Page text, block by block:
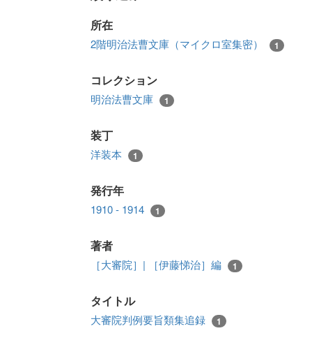
所在
2階明治法曹文庫（マイクロ室集密） 1
コレクション
明治法曹文庫 1
装丁
洋装本 1
発行年
1910 - 1914 1
著者
［大審院］| ［伊藤悌治］編 1
タイトル
大審院判例要旨類集追録 1